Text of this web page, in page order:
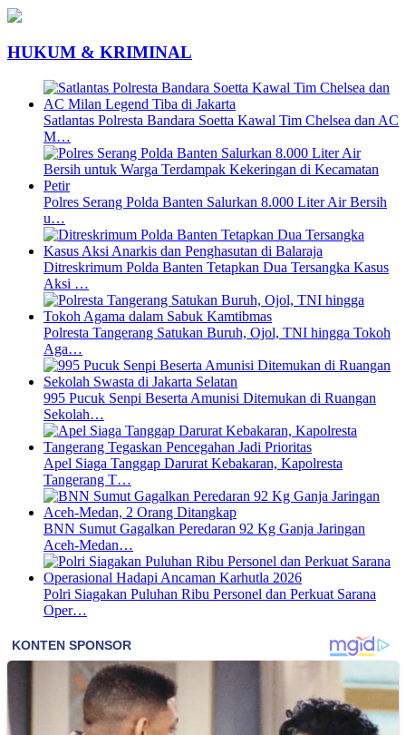
HUKUM & KRIMINAL
Satlantas Polresta Bandara Soetta Kawal Tim Chelsea dan AC
M…
Polres Serang Polda Banten Salurkan 8.000 Liter Air Bersih
u…
Ditreskrimum Polda Banten Tetapkan Dua Tersangka Kasus
Aksi …
Polresta Tangerang Satukan Buruh, Ojol, TNI hingga Tokoh
Aga…
995 Pucuk Senpi Beserta Amunisi Ditemukan di Ruangan
Sekolah…
Apel Siaga Tanggap Darurat Kebakaran, Kapolresta
Tangerang T…
BNN Sumut Gagalkan Peredaran 92 Kg Ganja Jaringan
Aceh-Medan…
Polri Siagakan Puluhan Ribu Personel dan Perkuat Sarana
Oper…